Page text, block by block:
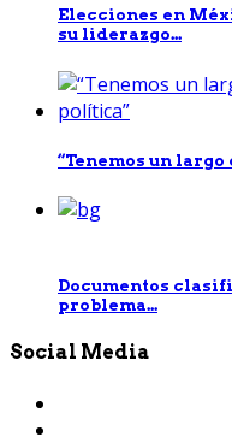
Elecciones en
su liderazgo...
“Tenemos un
Documentos
problema...
Social Media